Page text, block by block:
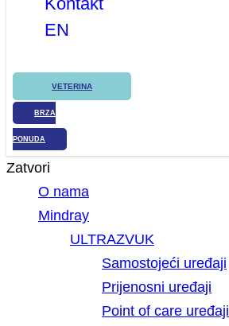
EN
VETERINA
BRZA
PONUDA
Zatvori
O nama
Mindray
ULTRAZVUK
Samostojeći uređaji
Prijenosni uređaji
Point of care uređaji